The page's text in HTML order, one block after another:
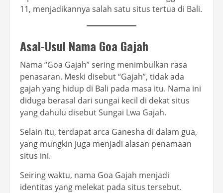
11, menjadikannya salah satu situs tertua di Bali.
Asal-Usul Nama Goa Gajah
Nama “Goa Gajah” sering menimbulkan rasa
penasaran. Meski disebut “Gajah”, tidak ada
gajah yang hidup di Bali pada masa itu. Nama ini
diduga berasal dari sungai kecil di dekat situs
yang dahulu disebut Sungai Lwa Gajah.
Selain itu, terdapat arca Ganesha di dalam gua,
yang mungkin juga menjadi alasan penamaan
situs ini.
Seiring waktu, nama Goa Gajah menjadi
identitas yang melekat pada situs tersebut.